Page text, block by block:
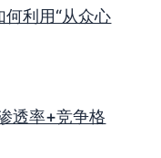
利用“从众心
透率+竞争格